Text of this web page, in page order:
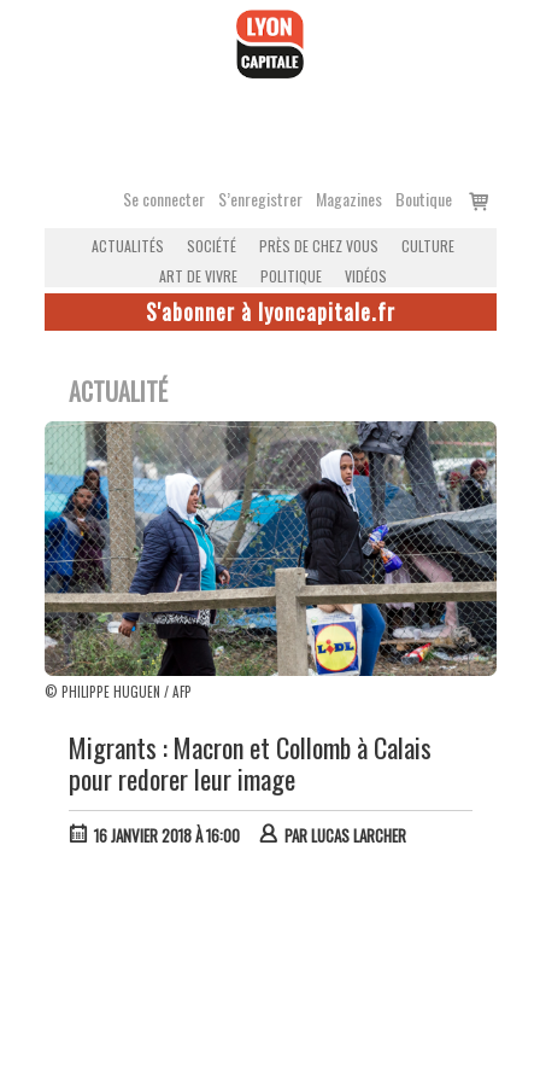
Se connecter S’enregistrer Magazines Boutique
Voir
ACTUALITÉS SOCIÉTÉ PRÈS DE CHEZ VOUS
CULTURE
ART DE VIVRE
POLITIQUE VIDÉOS
S'abonner à lyoncapitale.fr
ACTUALITÉ
© PHILIPPE HUGUEN / AFP
Migrants : Macron et Collomb à Calais
pour redorer leur image
16 JANVIER 2018 À 16:00 PARLUCAS LARCHER